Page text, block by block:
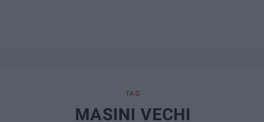
TAG
MASINI VECHI